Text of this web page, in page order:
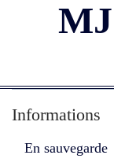
Informations
En sauvegarde